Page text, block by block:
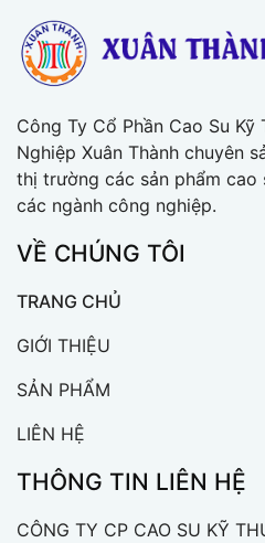
Công Ty Cổ Phần Cao Su Kỹ
Nghiệp Xuân Thành chuyên
thị trường các sản phẩm
các ngành công nghiệp.
VỀ CHÚNG TÔI
TRANG CHỦ
GIỚI THIỆU
SẢN PHẨM
LIÊN HỆ
THÔNG TIN LIÊN HỆ
CÔNG TY CP CAO SU KỸ